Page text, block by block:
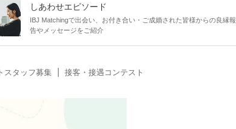
しあわせエピソード
IBJ Matchingで出会い、お付き合い・ご成婚された皆様からの良縁報
告やメッセージをご紹介
スタッフ募集 接客・接遇コンテスト